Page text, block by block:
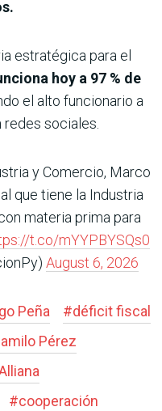
estratégica para el
hoy a 97 % de
el alto funcionario a
redes sociales.
y Comercio, Marco
que tiene la Industria
materia prima para
t.co/mYYPBYSQs0
August 6, 2026
Peña #déficit fiscal
Pérez
#cooperación